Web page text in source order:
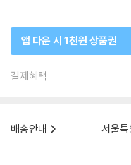
앱 다운 시 1천원 상품권
결제혜택
배송안내
서울